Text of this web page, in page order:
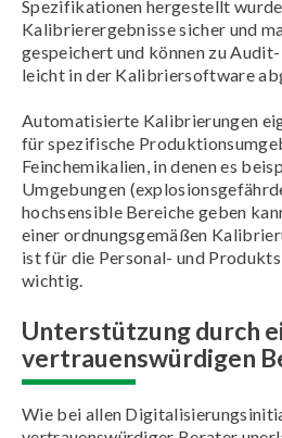
Spezifikationen hergestellt
Kalibrierergebnisse sicher und
gespeichert und können zu
leicht in der Kalibriersoftware
Automatisierte Kalibrierungen
für spezifische
Feinchemikalien, in denen es
Umgebungen
hochsensible Bereiche geben
einer ordnungsgemäßen
ist für die Personal- und
wichtig.
Unterstützung durch
vertrauenswürdigen
Wie bei allen